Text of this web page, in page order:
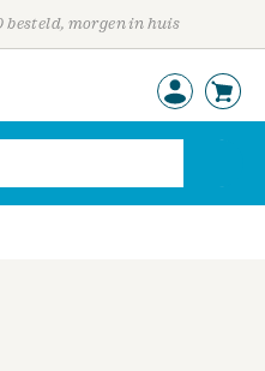
besteld, morgen in huis